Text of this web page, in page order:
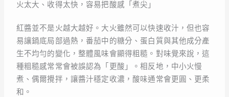
火太大、收得太快，容易把酸感「煮尖」
紅醬並不是火越大越好。大火雖然可以快速收汁，但也容
易讓鍋底局部過熱，番茄中的糖分、蛋白質與其他成分產
生不均勻的變化，整體風味會顯得粗糙。對味覺來說，這
種粗糙感常常會被誤認為「更酸」。相反地，中小火慢
煮、偶爾攪拌，讓醬汁穩定收濃，酸味通常會更圓、更柔
和。